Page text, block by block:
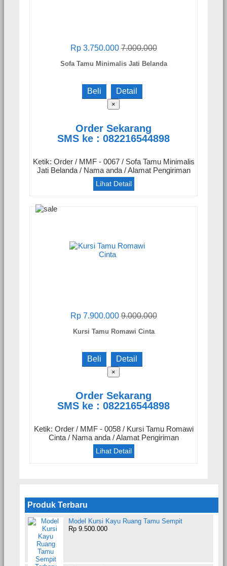
Rp 3.750.0007.000.000
Sofa Tamu Minimalis Jati Belanda
Beli Detail
×
Order Sekarang
SMS ke : 082216544898
Ketik: Order / MMF - 0067 / Sofa Tamu Minimalis
Jati Belanda / Nama anda / Alamat Pengiriman
Lihat Detail
Rp 7.900.0009.000.000
Kursi Tamu Romawi Cinta
Beli Detail
×
Order Sekarang
SMS ke : 082216544898
Ketik: Order / MMF - 0058 / Kursi Tamu Romawi
Cinta / Nama anda / Alamat Pengiriman
Lihat Detail
Produk Terbaru
Model Kursi Kayu Ruang Tamu Sempit
Rp 9.500.000